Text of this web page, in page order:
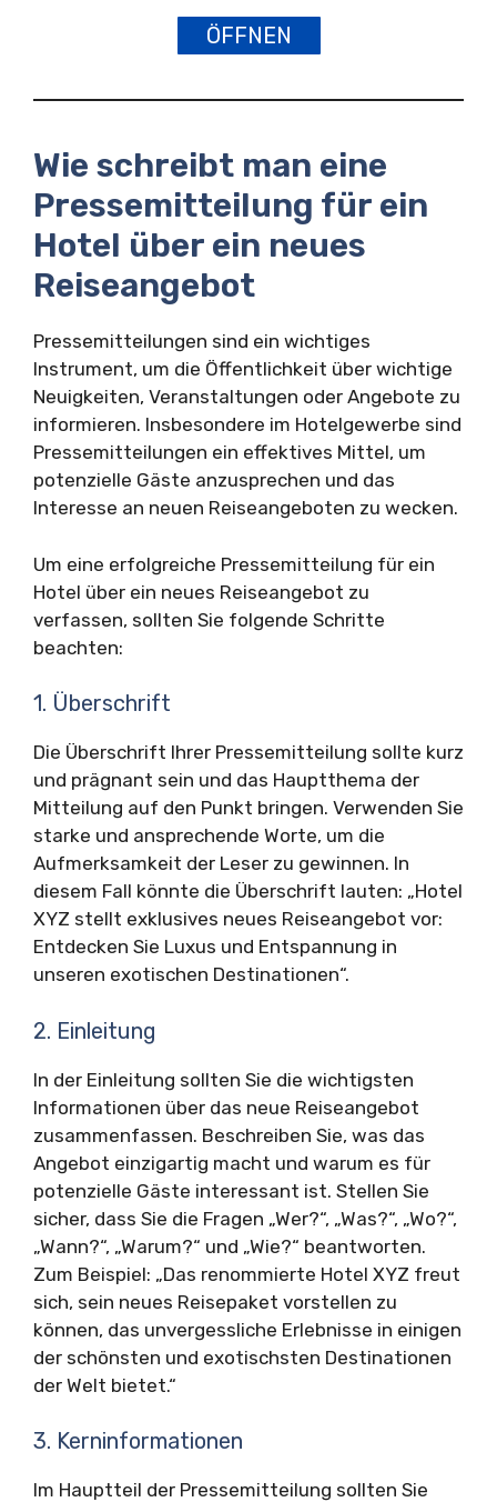
ÖFFNEN
Wie schreibt man eine
Pressemitteilung für ein
Hotel über ein neues
Reiseangebot
Pressemitteilungen sind ein wichtiges
Instrument, um die Öffentlichkeit über wichtige
Neuigkeiten, Veranstaltungen oder Angebote zu
informieren. Insbesondere im Hotelgewerbe sind
Pressemitteilungen ein effektives Mittel, um
potenzielle Gäste anzusprechen und das
Interesse an neuen Reiseangeboten zu wecken.
Um eine erfolgreiche Pressemitteilung für ein
Hotel über ein neues Reiseangebot zu
verfassen, sollten Sie folgende Schritte
beachten:
1. Überschrift
Die Überschrift Ihrer Pressemitteilung sollte kurz
und prägnant sein und das Hauptthema der
Mitteilung auf den Punkt bringen. Verwenden Sie
starke und ansprechende Worte, um die
Aufmerksamkeit der Leser zu gewinnen. In
diesem Fall könnte die Überschrift lauten: „Hotel
XYZ stellt exklusives neues Reiseangebot vor:
Entdecken Sie Luxus und Entspannung in
unseren exotischen Destinationen“.
2. Einleitung
In der Einleitung sollten Sie die wichtigsten
Informationen über das neue Reiseangebot
zusammenfassen. Beschreiben Sie, was das
Angebot einzigartig macht und warum es für
potenzielle Gäste interessant ist. Stellen Sie
sicher, dass Sie die Fragen „Wer?“, „Was?“, „Wo?“,
„Wann?“, „Warum?“ und „Wie?“ beantworten.
Zum Beispiel: „Das renommierte Hotel XYZ freut
sich, sein neues Reisepaket vorstellen zu
können, das unvergessliche Erlebnisse in einigen
der schönsten und exotischsten Destinationen
der Welt bietet.“
3. Kerninformationen
Im Hauptteil der Pressemitteilung sollten Sie